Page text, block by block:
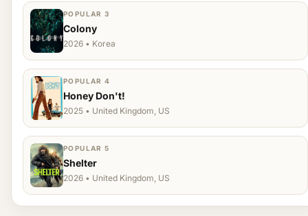
POPULAR 3
Colony
2026 • Korea
POPULAR 4
Honey Don't!
2025 • United Kingdom, US
POPULAR 5
Shelter
2026 • United Kingdom, US